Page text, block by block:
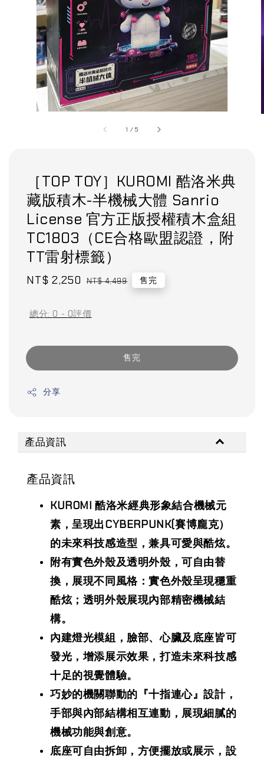
1 /5
［TOP TOY］KUROMI 酷洛米典
藏版積木-半機械大體 Sanrio
License 官方正版授權積木盒組
TC1803（CE合格歐盟認證，附
TT雷射標籤）
Sale
NT$ 2,250 Regular
NT$ 4,499 售完
總分: 0 - 0評價
售完
分享
產品資訊
產品資訊
KUROMI 酷洛米經典形象結合機械元
素，呈現出CYBERPUNK(賽博龐克）
的未來科技感造型，兼具可愛與酷炫。
附有實色外殼及透明外殼，可自由替
換，展現不同風格：實色外殼呈現穩重
酷炫；透明外殼展現內部精密機械結
構。
內建燈光模組，臉部、心臟及底座皆可
發光，增添展示效果，打造未來科技感
十足的視覺體驗。
巧妙的機關聯動的『十指連心』設計，
手部與內部結構相互連動，展現細膩的
機械功能與創意。
底座可自由拆卸，方便擺放或展示，設